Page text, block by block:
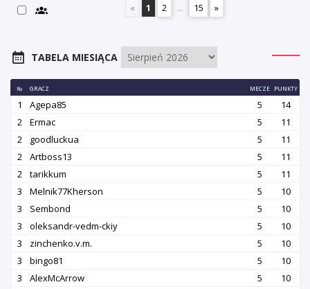
«
1 2 ... 15 »
TABELA MIESIĄCA
№ GRACZ MECZE PUNKTY
1 Agepa85 5
14
2
Ermac 5
11
2
goodluckua 5
11
2
Artboss13 5
11
2
tarikkum 5
11
3
Melnik77Kherson 5
10
3
Sembond 5
10
3
oleksandr-vedm-ckiy 5
10
3
zinchenko.v.m. 5
10
3
bingo81 5
10
3
AlexMcArrow 5 10